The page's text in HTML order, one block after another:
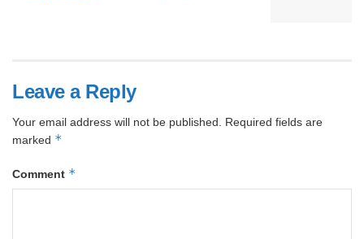
Leave a Reply
Your email address will not be published.
Required fields are
marked *
Comment *